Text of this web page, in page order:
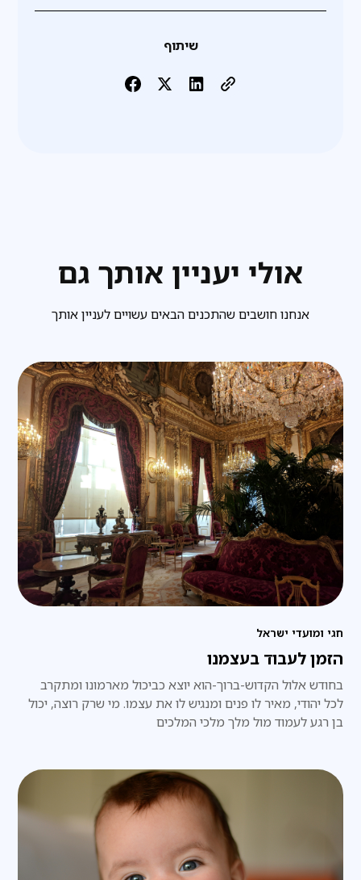
שיתוף
אולי יעניין אותך גם
אנחנו חושבים שהתכנים הבאים עשויים לעניין אותך
חגי ומועדי ישראל
הזמן לעבוד בעצמנו
בחודש אלול הקדוש-ברוך-הוא יוצא כביכול מארמונו ומתקרב
לכל יהודי, מאיר לו פנים ומנגיש לו את עצמו. מי שרק רוצה, יכול
בן רגע לעמוד מול מלך מלכי המלכים